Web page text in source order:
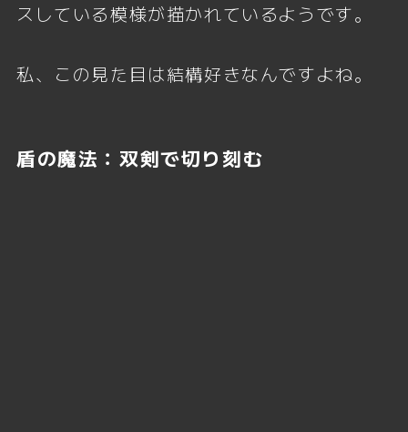
スしている模様が描かれているようです。
私、この見た目は結構好きなんですよね。
盾の魔法：双剣で切り刻む